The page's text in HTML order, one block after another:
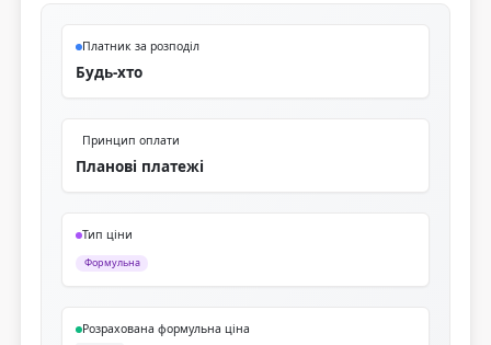
Платник за розподіл
Будь-хто
Принцип оплати
Планові платежі
Тип ціни
Формульна
Розрахована формульна ціна